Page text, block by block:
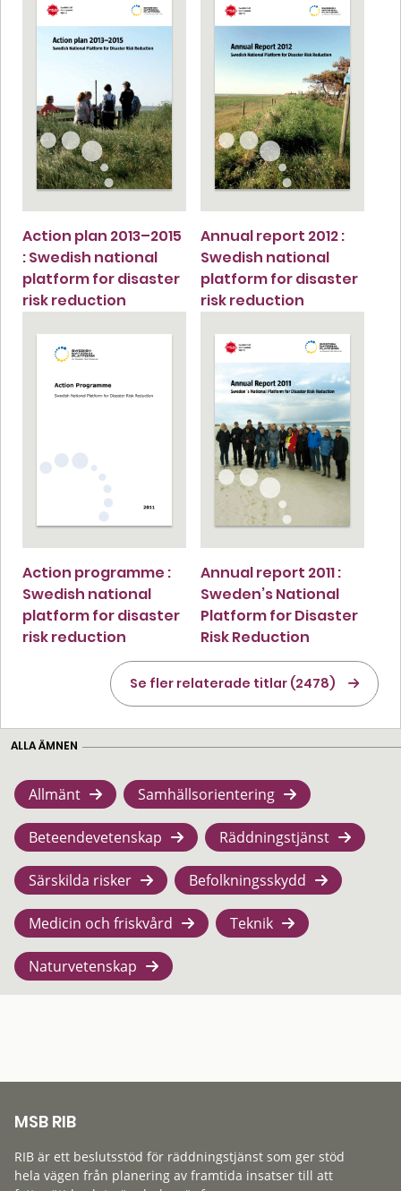
Action plan 2013–2015
: Swedish national
platform for disaster
risk reduction
Annual report 2012 :
Swedish national
platform for disaster
risk reduction
Action programme :
Swedish national
platform for disaster
risk reduction
Annual report 2011 :
Sweden’s National
Platform for Disaster
Risk Reduction
Se fler relaterade titlar (2478)
ALLA ÄMNEN
Allmänt Samhällsorientering
Beteendevetenskap Räddningstjänst
Särskilda risker Befolkningsskydd
Medicin och friskvård Teknik
Naturvetenskap
MSB RIB
RIB är ett beslutsstöd för räddningstjänst som ger stöd
hela vägen från planering av framtida insatser till att